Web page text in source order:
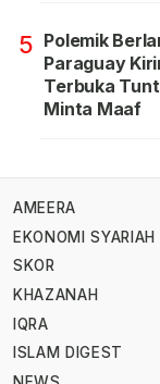
5 Polemik
Paraguay
Terbuka
Minta Maaf
AMEERA
EKONOMI SYARIAH
SKOR
KHAZANAH
IQRA
ISLAM DIGEST